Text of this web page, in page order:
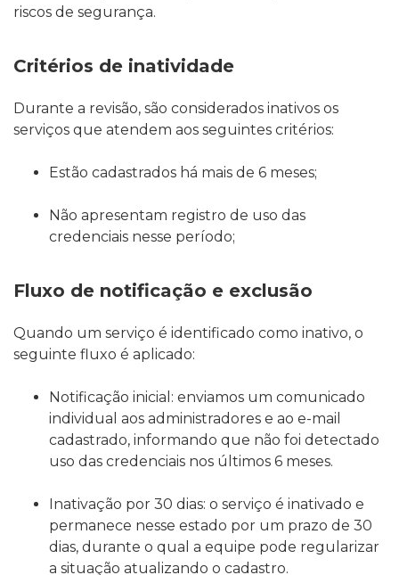
riscos de segurança.
Critérios de inatividade
Durante a revisão, são considerados inativos os
serviços que atendem aos seguintes critérios:
Estão cadastrados há mais de 6 meses;
Não apresentam registro de uso das
credenciais nesse período;
Fluxo de notificação e exclusão
Quando um serviço é identificado como inativo, o
seguinte fluxo é aplicado:
Notificação inicial: enviamos um comunicado
individual aos administradores e ao e-mail
cadastrado, informando que não foi detectado
uso das credenciais nos últimos 6 meses.
Inativação por 30 dias: o serviço é inativado e
permanece nesse estado por um prazo de 30
dias, durante o qual a equipe pode regularizar
a situação atualizando o cadastro.